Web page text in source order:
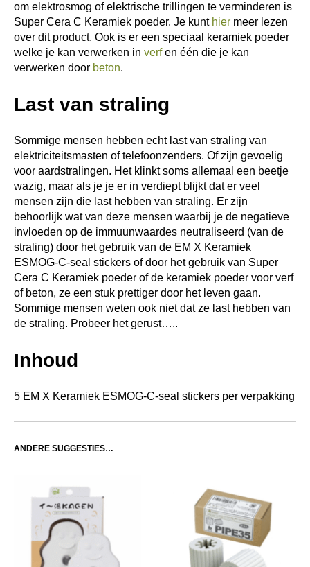
om elektrosmog of elektrische trillingen te verminderen is
Super Cera C Keramiek poeder. Je kunt hier meer lezen
over dit product. Ook is er een speciaal keramiek poeder
welke je kan verwerken in verfen één die je kan
verwerken door beton.
Last van straling
Sommige mensen hebben echt last van straling van
elektriciteitsmasten of telefoonzenders. Of zijn gevoelig
voor aardstralingen. Het klinkt soms allemaal een beetje
wazig, maar als je je er in verdiept blijkt dat er veel
mensen zijn die last hebben van straling. Er zijn
behoorlijk wat van deze mensen waarbij je de negatieve
invloeden op de immuunwaardes neutraliseerd (van de
straling) door het gebruik van de EM X Keramiek
ESMOG-C-seal stickers of door het gebruik van Super
Cera C Keramiek poeder of de keramiek poeder voor verf
of beton, ze een stuk prettiger door het leven gaan.
Sommige mensen weten ook niet dat ze last hebben van
de straling. Probeer het gerust…..
Inhoud
5 EM X Keramiek ESMOG-C-seal stickers per verpakking
ANDERE SUGGESTIES…